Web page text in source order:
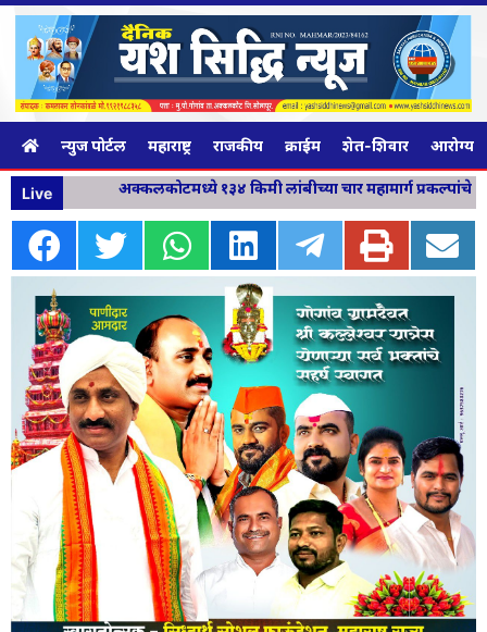
न्युज पोर्टल महाराष्ट्र राजकीय क्राईम शेत-शिवार आरोग्य
Live अक्कलकोटमध्ये १३४ किमी लांबीच्या चार महामार्ग प्रकल्पांचे